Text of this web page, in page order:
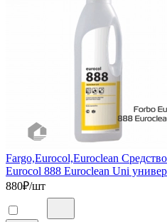
Fargo,Eurocol,Euroclean
Eurocol 888 Euroclean Uni
880₽/шт